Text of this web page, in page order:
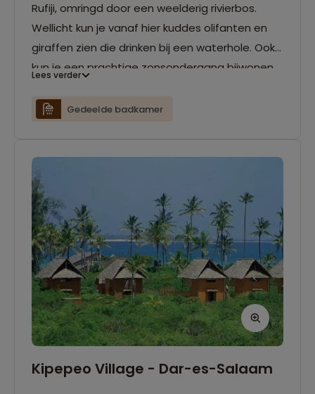
Rufiji, omringd door een weelderig rivierbos.
Wellicht kun je vanaf hier kuddes olifanten en
giraffen zien die drinken bij een waterhole. Ook
kun je een prachtige zonsondergang bijwonen.
Lees verder
Gedeelde badkamer
Kipepeo Village - Dar-es-Salaam